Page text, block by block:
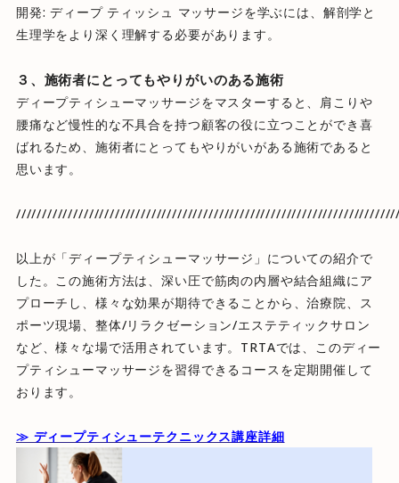
開発: ディープ ティッシュ マッサージを学ぶには、解剖学と
生理学をより深く理解する必要があります。
３、施術者にとってもやりがいのある施術
ディープティシューマッサージをマスターすると、肩こりや
腰痛など慢性的な不具合を持つ顧客の役に立つことができ喜
ばれるため、施術者にとってもやりがいがある施術であると
思います。
以上が「ディープティシューマッサージ」についての紹介で
した。この施術方法は、深い圧で筋肉の内層や結合組織にア
プローチし、様々な効果が期待できることから、治療院、ス
ポーツ現場、整体/リラクゼーション/エステティックサロン
など、様々な場で活用されています。TRTAでは、このディー
プティシューマッサージを習得できるコースを定期開催して
おります。
≫ ディープティシューテクニックス講座詳細